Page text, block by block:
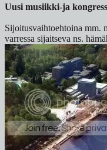
Uusi musiikki-ja
Sijoitusvaihtoehtoina mm.
varressa sijaitseva ns.